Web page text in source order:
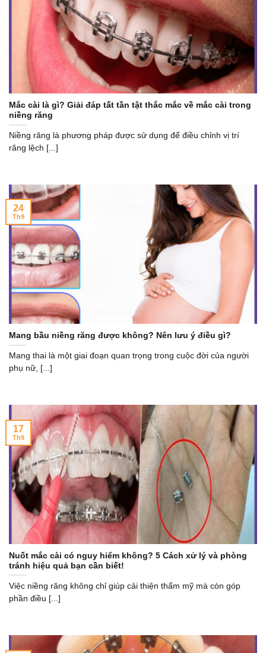
Mắc cài là gì? Giải đáp tất tần tật thắc mắc về mắc cài trong
niềng răng
Niềng răng là phương pháp được sử dụng để điều chỉnh vị trí
răng lệch [...]
Mang bầu niềng răng được không? Nên lưu ý điều gì?
Mang thai là một giai đoạn quan trọng trong cuộc đời của người
phụ nữ, [...]
24
Th9
Nuốt mắc cài có nguy hiểm không? 5 Cách xử lý và phòng
tránh hiệu quả bạn cần biết!
Việc niềng răng không chỉ giúp cải thiện thẩm mỹ mà còn góp
phần điều [...]
17
Th9